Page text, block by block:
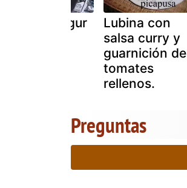
de yogur
Lubina con
salsa curry y
guarnición de
tomates
rellenos.
Preguntas